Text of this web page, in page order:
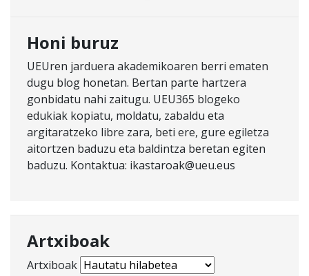
Honi buruz
UEUren jarduera akademikoaren berri ematen
dugu blog honetan. Bertan parte hartzera
gonbidatu nahi zaitugu. UEU365 blogeko
edukiak kopiatu, moldatu, zabaldu eta
argitaratzeko libre zara, beti ere, gure egiletza
aitortzen baduzu eta baldintza beretan egiten
baduzu. Kontaktua: ikastaroak@ueu.eus
Artxiboak
Artxiboak